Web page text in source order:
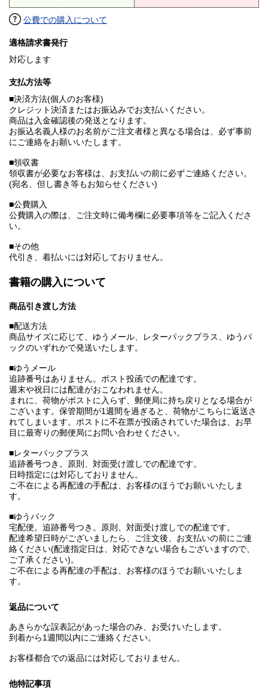
公費での購入について
適格請求書発行
対応します
支払方法等
■決済方法(個人のお客様)
クレジット決済またはお振込みでお支払いください。
商品は入金確認後の発送となります。
お振込名義人様のお名前がご注文者様と異なる場合は、必ず事前
にご連絡をお願いいたします。
■領収書
領収書が必要なお客様は、お支払いの前に必ずご連絡ください。
(宛名、但し書き等もお知らせください)
■公費購入
公費購入の際は、ご注文時に備考欄に必要事項等をご記入くださ
い。
■その他
代引き、着払いには対応しておりません。
書籍の購入について
商品引き渡し方法
■配送方法
商品サイズに応じて、ゆうメール、レターパックプラス、ゆうパ
ックのいずれかで発送いたします。
■ゆうメール
追跡番号はありません。ポスト投函での配達です。
週末や祝日には配達がおこなわれません。
まれに、荷物がポストに入らず、郵便局に持ち戻りとなる場合が
ございます。保管期間が1週間を過ぎると、荷物がこちらに返送さ
れてしまいます。ポストに不在票が投函されていた場合は、お早
目に最寄りの郵便局にお問い合わせください。
■レターパックプラス
追跡番号つき。原則、対面受け渡しでの配達です。
日時指定には対応しておりません。
ご不在による再配達の手配は、お客様のほうでお願いいたしま
す。
■ゆうパック
宅配便。追跡番号つき。原則、対面受け渡しでの配達です。
配達希望日時がございましたら、ご注文後、お支払いの前にご連
絡ください(配達指定日は、対応できない場合もございますので、
ご了承ください)。
ご不在による再配達の手配は、お客様のほうでお願いいたしま
す。
返品について
あきらかな誤表記があった場合のみ、お受けいたします。
到着から1週間以内にご連絡ください。
お客様都合での返品には対応しておりません。
他特記事項